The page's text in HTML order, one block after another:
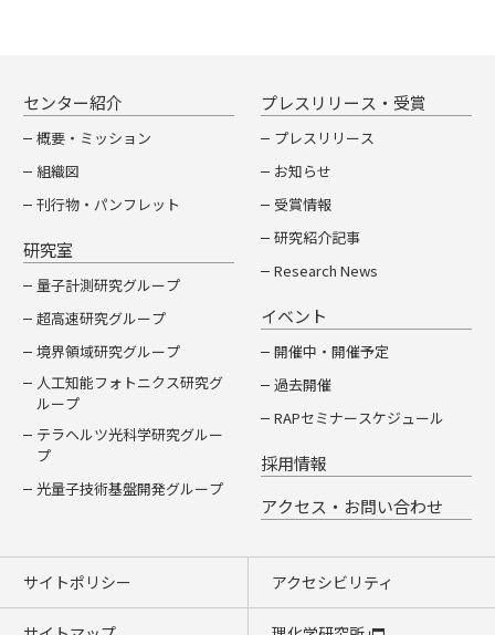
センター紹介
概要・ミッション
組織図
刊行物・パンフレット
研究室
量子計測研究グループ
超高速研究グループ
境界領域研究グループ
人工知能フォトニクス研究グ
ループ
テラヘルツ光科学研究グルー
プ
光量子技術基盤開発グループ
プレスリリース・受賞
プレスリリース
お知らせ
受賞情報
研究紹介記事
Research News
イベント
開催中・開催予定
過去開催
RAPセミナースケジュール
採用情報
アクセス・お問い合わせ
サイトポリシー アクセシビリティ